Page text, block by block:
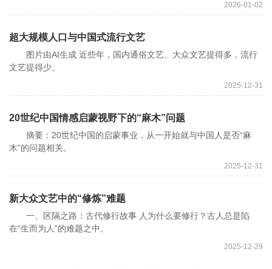
2026-01-02
超大规模人口与中国式流行文艺
图片由AI生成 近些年，国内通俗文艺、大众文艺提得多，流行
文艺提得少。
2025-12-31
20世纪中国情感启蒙视野下的“麻木”问题
摘要：20世纪中国的启蒙事业，从一开始就与中国人是否“麻
木”的问题相关。
2025-12-31
新大众文艺中的“修炼”难题
一、区隔之路：古代修行故事 人为什么要修行？古人总是陷
在“生而为人”的难题之中。
2025-12-29